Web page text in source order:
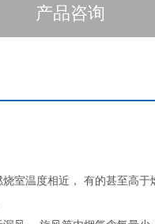
产品咨询
室温度相近， 有的甚至高